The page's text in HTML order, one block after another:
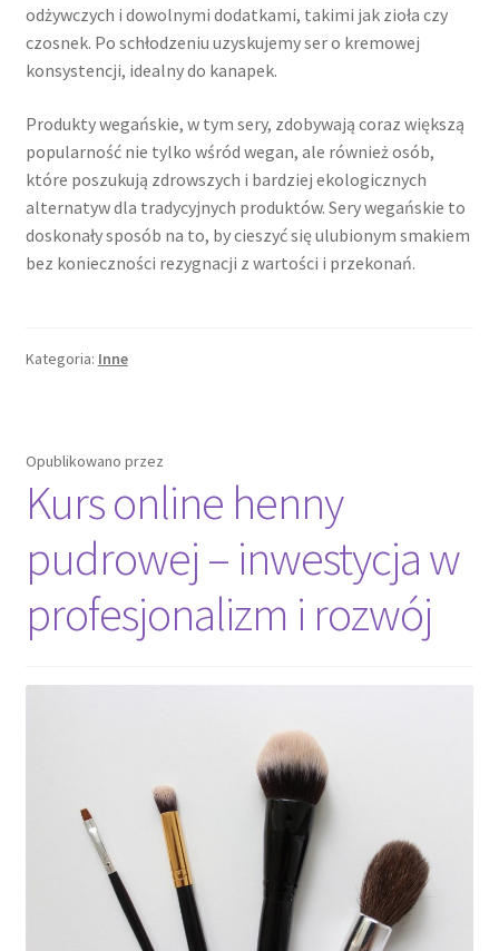
odżywczych i dowolnymi dodatkami, takimi jak zioła czy
czosnek. Po schłodzeniu uzyskujemy ser o kremowej
konsystencji, idealny do kanapek.
Produkty wegańskie, w tym sery, zdobywają coraz większą
popularność nie tylko wśród wegan, ale również osób,
które poszukują zdrowszych i bardziej ekologicznych
alternatyw dla tradycyjnych produktów. Sery wegańskie to
doskonały sposób na to, by cieszyć się ulubionym smakiem
bez konieczności rezygnacji z wartości i przekonań.
Kategoria: Inne
Opublikowano przez
Kurs online henny
pudrowej – inwestycja w
profesjonalizm i rozwój